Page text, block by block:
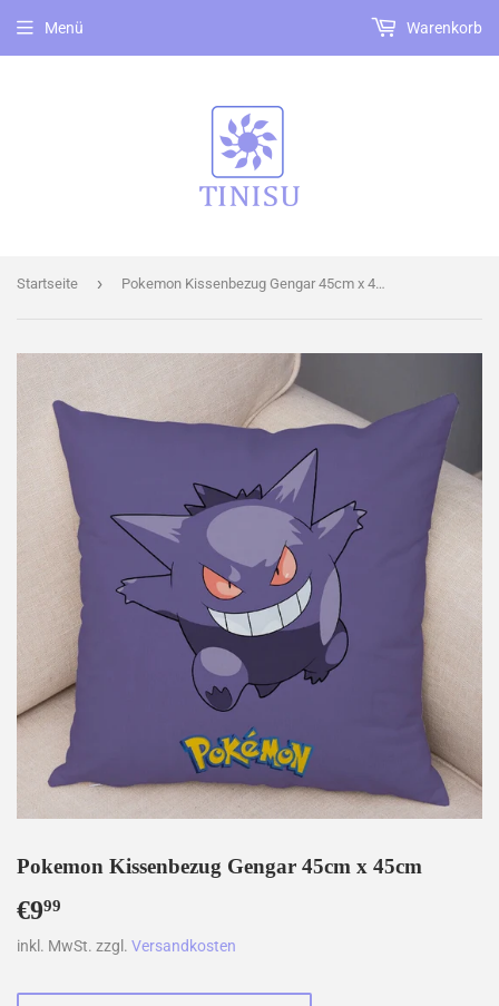
Menü Warenkorb
Startseite › Pokemon Kissenbezug Gengar 45cm x 45cm
Pokemon Kissenbezug Gengar 45cm x 45cm
€999
inkl. MwSt. zzgl. Versandkosten